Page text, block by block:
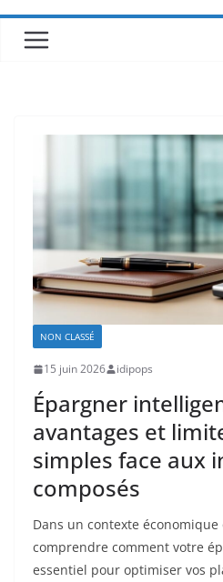
NON CLASSÉ
15 juin 2026 idipops
Épargner
avantages et
simples face aux
composés
Dans un contexte
comprendre comment votre
essentiel pour optimiser vos